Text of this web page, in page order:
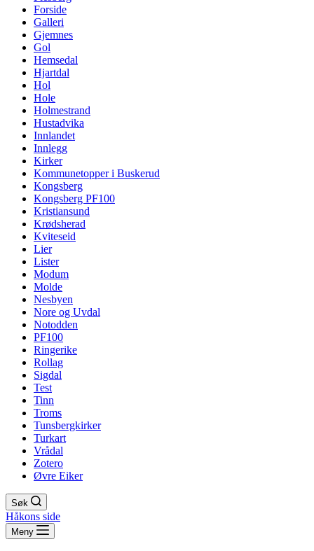
Forside
Galleri
Gjemnes
Gol
Hemsedal
Hjartdal
Hol
Hole
Holmestrand
Hustadvika
Innlandet
Innlegg
Kirker
Kommunetopper i Buskerud
Kongsberg
Kongsberg PF100
Kristiansund
Krødsherad
Kviteseid
Lier
Lister
Modum
Molde
Nesbyen
Nore og Uvdal
Notodden
PF100
Ringerike
Rollag
Sigdal
Test
Tinn
Troms
Tunsbergkirker
Turkart
Vrådal
Zotero
Øvre Eiker
Søk
Håkons side
Meny